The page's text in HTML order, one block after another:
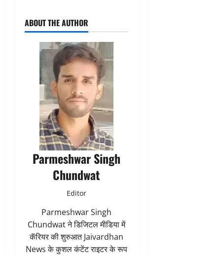
ABOUT THE AUTHOR
Parmeshwar Singh
Chundwat
Editor
Parmeshwar Singh
Chundwat ने डिजिटल मीडिया में
कॅरियर की शुरुआत Jaivardhan
News के कुशल कंटेंट राइटर के रूप